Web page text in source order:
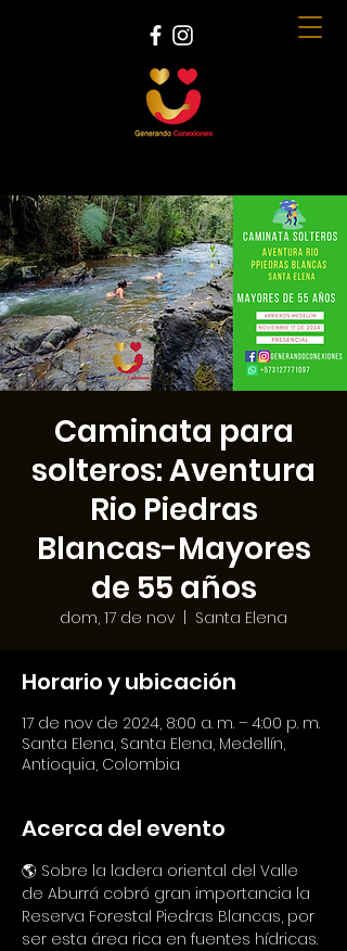
Caminata para
solteros: Aventura
Rio Piedras
Blancas-Mayores
de 55 años
dom, 17 de nov Santa Elena
Horario y ubicación
17 de nov de 2024, 8:00 a. m. – 4:00 p. m.
Santa Elena, Santa Elena, Medellín,
Antioquia, Colombia
Acerca del evento
🌎 Sobre la ladera oriental del Valle
de Aburrá cobró gran importancia la
Reserva Forestal Piedras Blancas, por
ser esta área rica en fuentes hídricas.